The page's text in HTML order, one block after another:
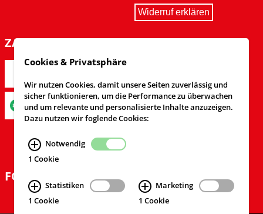
Widerruf erklären
ZAHLARTEN
FOLGEN SIE UNS
Cookies & Privatsphäre
Wir nutzen Cookies, damit unsere Seiten zuverlässig und
sicher funktionieren, um die Performance zu überwachen
und um relevante und personalisierte Inhalte anzuzeigen.
Dazu nutzen wir foglende Cookies:
Notwendig
1 Cookie
Statistiken
1 Cookie
Marketing
1 Cookie